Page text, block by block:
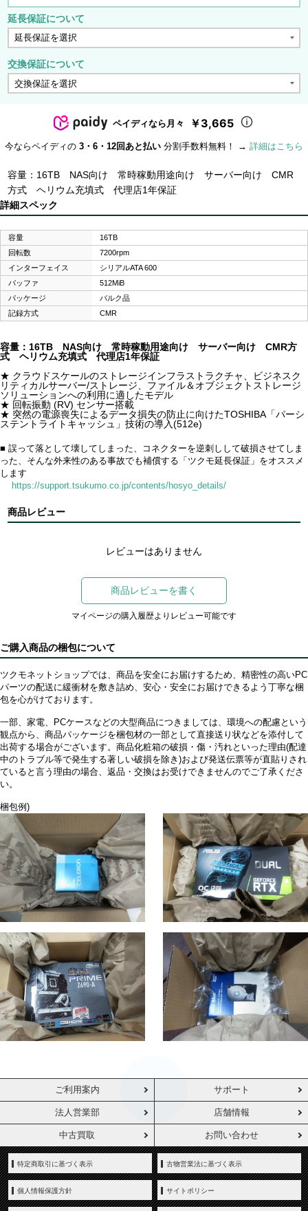
延長保証について
交換保証について
ペイディなら月々 ￥3,665
今ならペイディの 3・6・12回あと払い 分割手数料無料！ → 詳細はこちら
容量：16TB NAS向け 常時稼動用途向け サーバー向け CMR
方式 ヘリウム充填式 代理店1年保証
詳細スペック
容量
16TB
回転数
7200rpm
インターフェイス
シリアルATA 600
バッファ
512MiB
パッケージ
バルク品
記録方式
CMR
容量：16TB NAS向け 常時稼動用途向け サーバー向け CMR方
式 ヘリウム充填式 代理店1年保証
★ クラウドスケールのストレージインフラストラクチャ、ビジネスク
リティカルサーバー/ストレージ、ファイル＆オブジェクトストレージ
ソリューションへの利用に適したモデル
★ 回転振動 (RV) センサー搭載
★ 突然の電源喪失によるデータ損失の防止に向けたTOSHIBA「パーシ
ステントライトキャッシュ」技術の導入(512e)
■ 誤って落として壊してしまった、コネクターを逆刺しして破損させてしま
った、そんな外来性のある事故でも補償する「ツクモ延長保証」をオススメ
します
https://support.tsukumo.co.jp/contents/hosyo_details/
商品レビュー
レビューはありません
商品レビューを書く
マイページの購入履歴よりレビュー可能です
ご購入商品の梱包について
ツクモネットショップでは、商品を安全にお届けするため、精密性の高いPC
パーツの配送に緩衝材を敷き詰め、安心・安全にお届けできるよう丁寧な梱
包を心がけております。
一部、家電、PCケースなどの大型商品につきましては、環境への配慮という
観点から、商品パッケージを梱包材の一部として直接送り状などを添付して
出荷する場合がございます。商品化粧箱の破損・傷・汚れといった理由(配達
中のトラブル等で発生する著しい破損を除き)および発送伝票等が直貼りされ
ていると言う理由の場合、返品・交換はお受けできませんのでご了承くださ
い。
梱包例)
ご利用案内 サポート
法人営業部 店舗情報
中古買取 お問い合わせ
特定商取引に基づく表示 古物営業法に基づく表示
個人情報保護方針 サイトポリシー